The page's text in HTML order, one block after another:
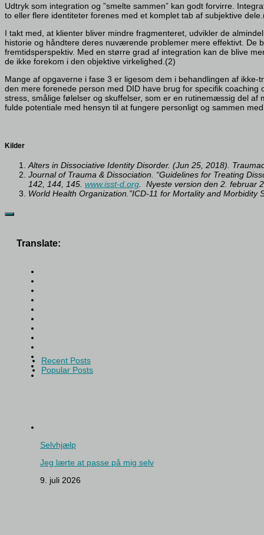
Udtryk som integration og ”smelte sammen” kan godt forvirre.
to eller flere identiteter forenes med et komplet tab af subjektive
I takt med, at klienter bliver mindre fragmenteret, udvikler de
historie og håndtere deres nuværende problemer mere effektivt. De
fremtidsperspektiv. Med en større grad af integration kan de blive
de ikke forekom i den objektive virkelighed.(2)
Mange af opgaverne i fase 3 er ligesom dem i behandlingen af
den mere forenede person med DID have brug for specifik
stress, smålige følelser og skuffelser, som er en rutinemæssig del
fulde potentiale med hensyn til at fungere personligt og sammen
Kilder
Alters in Dissociative Identity Disorder. (Jun 25, 2018).
Journal of Trauma & Dissociation. “Guidelines for Treating
142, 144, 145. www.isst-d.org.
Nyeste version den 2. februar
World Health Organization.”ICD-11 for Mortality and Morbidity
Translate:
Recent Posts
Popular Posts
Selvhjælp
Jeg lærte at passe på mig selv
9. juli 2026